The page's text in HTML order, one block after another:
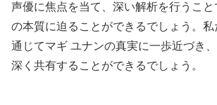
声優に焦点を当て、深い解析を行うこ
の本質に迫ることができるでしょう。
通じてマギ ユナンの真実に一歩近づき
深く共有することができるでしょう。